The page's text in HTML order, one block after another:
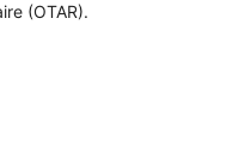
(OTAR).